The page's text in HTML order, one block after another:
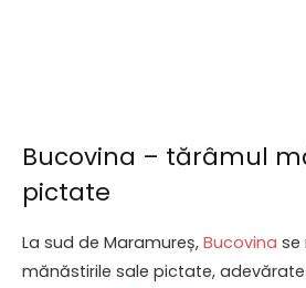
Bucovina – tărâmul
pictate
La sud de Maramureș, Bucovina se
mănăstirile sale pictate,